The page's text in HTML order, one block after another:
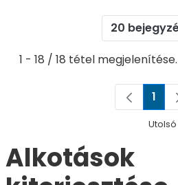
20
1 - 18 / 18 tétel megjelenítése.
1
Alkotások